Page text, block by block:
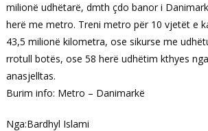
milionë udhëtarë, dmth çdo banor i
herë me metro. Treni metro për 10 vjetët e
43,5 milionë kilometra, ose sikurse me
rrotull botës, ose 58 herë udhëtim kthyes
anasjelltas.
Burim info: Metro – Danimarkë
Nga:Bardhyl Islami